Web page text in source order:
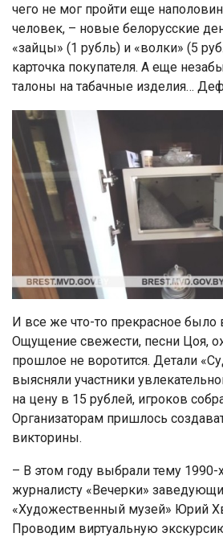
чего не мог пройти еще
человек, – новые белорусские
«зайцы» (1 рубль) и «волки» (5
карточка покупателя. А еще
талоны на табачные изделия…
И все же что-то прекрасное было
Ощущение свежести, песни Цоя,
прошлое не воротится. Детали
выясняли участники
на цену в 15 рублей, игроков
Организаторам пришлось
викторины.
– В этом году выбрали тему 1990-
журналисту «Вечерки»
«Художественный музей» Юрий
Проводим виртуальную